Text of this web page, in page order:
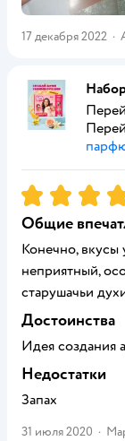
17 декабря 2022 ·
Рейтинг:4
Общие
Конечно, вкусы
неприятный,
старушачьи
Достоинства
Идея создания
Недостатки
Запах
31 июля 2020 ·